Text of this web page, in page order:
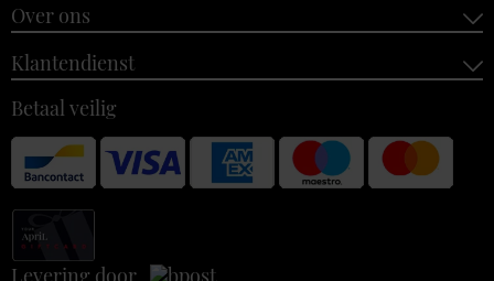
Over ons
Klantendienst
Betaal veilig